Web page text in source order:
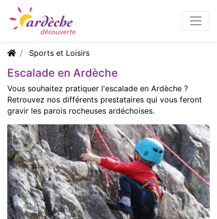
Sports et Loisirs
Escalade en Ardèche
Vous souhaitez pratiquer l'escalade en Ardèche ?
Retrouvez nos différents prestataires qui vous feront
gravir les parois rocheuses ardéchoises.